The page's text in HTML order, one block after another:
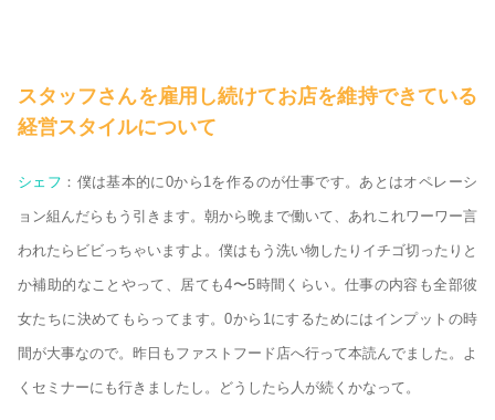
スタッフさんを雇用し続けてお店を維持できている
経営スタイルについて
シェフ ：僕は基本的に0から1を作るのが仕事です。あとはオペレーシ
ョン組んだらもう引きます。朝から晩まで働いて、あれこれワーワー言
われたらビビっちゃいますよ。僕はもう洗い物したりイチゴ切ったりと
か補助的なことやって、居ても4〜5時間くらい。仕事の内容も全部彼
女たちに決めてもらってます。0から1にするためにはインプットの時
間が大事なので。昨日もファストフード店へ行って本読んでました。よ
くセミナーにも行きましたし。どうしたら人が続くかなって。